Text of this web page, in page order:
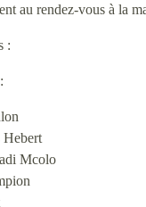
au rendez-vous à la
:
Hebert
Mcolo